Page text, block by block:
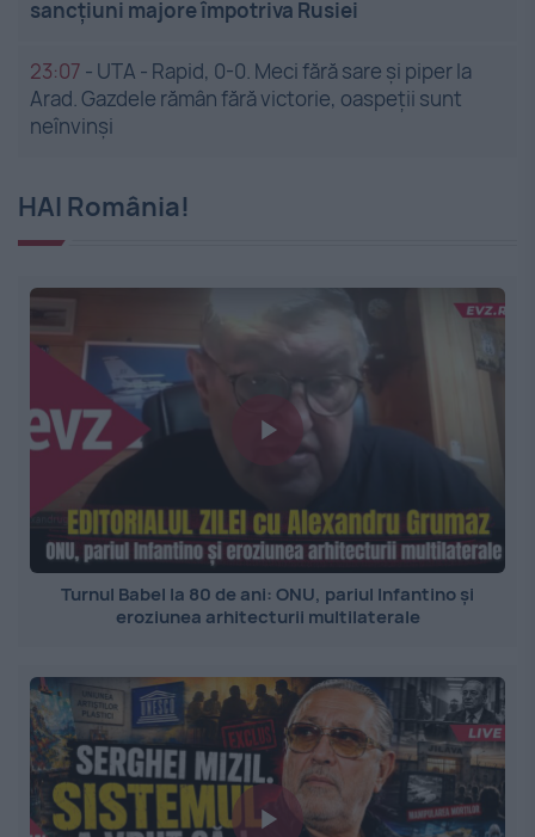
sancțiuni majore împotriva Rusiei
23:07 - UTA - Rapid, 0-0. Meci fără sare și piper la
Arad. Gazdele rămân fără victorie, oaspeții sunt
neînvinși
HAI România!
Turnul Babel la 80 de ani: ONU, pariul Infantino și
eroziunea arhitecturii multilaterale